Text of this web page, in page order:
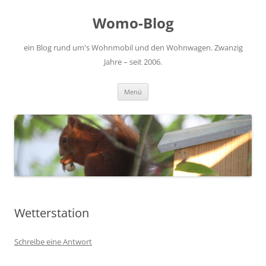
Womo-Blog
ein Blog rund um's Wohnmobil und den Wohnwagen. Zwanzig
Jahre – seit 2006.
Menü
Wetterstation
Schreibe eine Antwort